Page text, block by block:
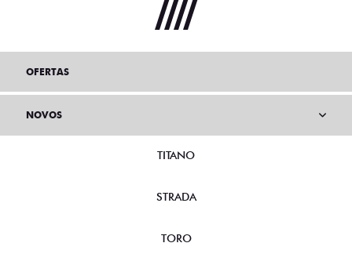
OFERTAS
NOVOS
TITANO
STRADA
TORO